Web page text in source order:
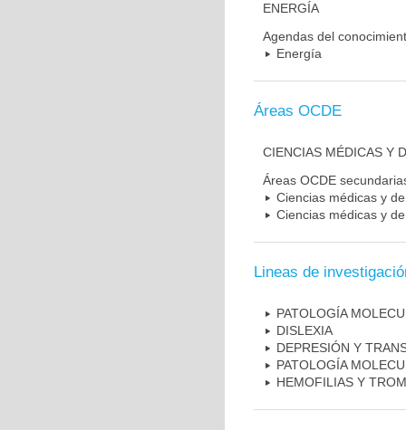
ENERGÍA
Agendas del
Energía
Áreas OCDE
CIENCIAS MÉDICAS Y
Áreas OCDE
Ciencias médicas y
Ciencias médicas y
Lineas de
PATOLOGÍA
DISLEXIA
DEPRESIÓN Y
PATOLOGÍA
HEMOFILIAS Y